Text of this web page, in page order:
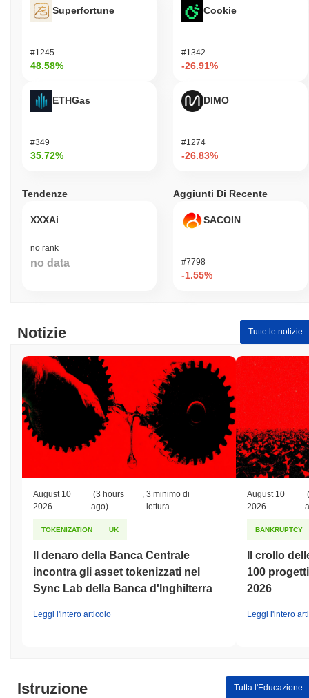
Superfortune
#1245
48.58%
ETHGas
#349
35.72%
Cookie
#1342
-26.91%
DIMO
#1274
-26.83%
Tendenze
XXXAi
no rank
no data
Aggiunti Di Recente
SACOIN
#7798
-1.55%
Notizie Tutte le notizie
August 10
2026
(3 hours
ago)
,3 minimo di
lettura
TOKENIZATION UK
Il denaro della Banca Centrale
incontra gli asset tokenizzati nel
Sync Lab della Banca d'Inghilterra
Leggi l'intero articolo
August 10
2026
BANKRUPTCY
Il crollo
100
2026
Leggi l'intero
Istruzione Tutta l'Educazione